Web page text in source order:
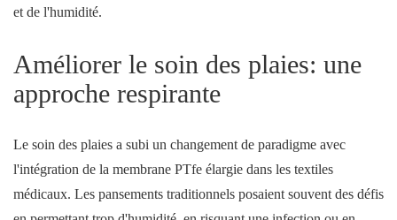
et de l'humidité.
Améliorer le soin des plaies: une
approche respirante
Le soin des plaies a subi un changement de paradigme avec
l'intégration de la membrane PTfe élargie dans les textiles
médicaux. Les pansements traditionnels posaient souvent des défis